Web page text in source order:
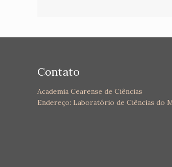
Contato
Academia Cearense de Ciências
Endereço: Laboratório de Ciências do